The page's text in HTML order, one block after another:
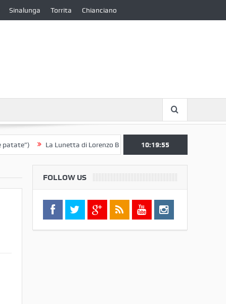
Sinalunga Torrita Chianciano
La Lunetta di Lorenzo Berrettini lascia il Convento di S. Chiara per il
10:19:56
FOLLOW US